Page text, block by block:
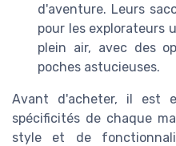
d'aventure. Leurs
pour les explorateurs
plein air, avec des
poches astucieuses.
Avant d'acheter, il est
spécificités de chaque
style et de